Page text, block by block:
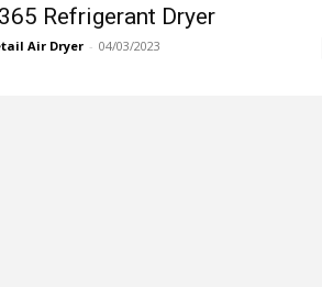
Refrigerant Dryer
Air Dryer - 04/03/2023